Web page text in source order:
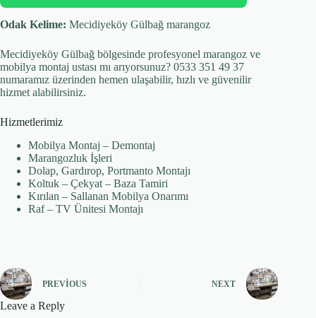
Odak Kelime: Mecidiyeköy Gülbağ marangoz
Mecidiyeköy Gülbağ bölgesinde profesyonel marangoz ve
mobilya montaj ustası mı arıyorsunuz? 0533 351 49 37
numaramız üzerinden hemen ulaşabilir, hızlı ve güvenilir
hizmet alabilirsiniz.
Hizmetlerimiz
Mobilya Montaj – Demontaj
Marangozluk İşleri
Dolap, Gardırop, Portmanto Montajı
Koltuk – Çekyat – Baza Tamiri
Kırılan – Sallanan Mobilya Onarımı
Raf – TV Ünitesi Montajı
PREVIOUS NEXT
Leave a Reply